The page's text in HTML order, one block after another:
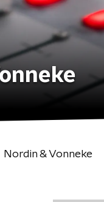
Nordin & Vonneke